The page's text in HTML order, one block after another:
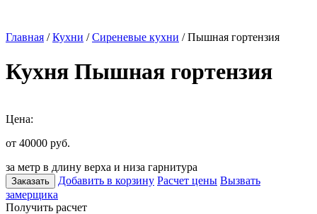
Главная /Кухни /Сиреневые кухни / Пышная гортензия
Кухня Пышная гортензия
Цена:
от 40000 руб.
за метр в длину верха и низа гарнитура
Заказать Добавить в корзину Расчет цены Вызвать
замерщика
Получить расчет